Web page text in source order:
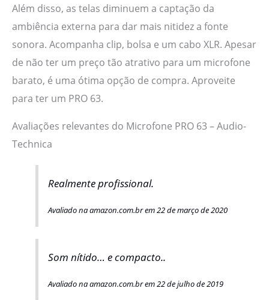
Além disso, as telas diminuem a captação da
ambiência externa para dar mais nitidez a fonte
sonora. Acompanha clip, bolsa e um cabo XLR. Apesar
de não ter um preço tão atrativo para um microfone
barato, é uma ótima opção de compra. Aproveite
para ter um PRO 63.
Avaliações relevantes do Microfone PRO 63 – Audio-
Technica
Realmente profissional.
Avaliado na amazon.com.br em 22 de março de 2020
Som nítido… e compacto..
Avaliado na amazon.com.br em 22 de julho de 2019